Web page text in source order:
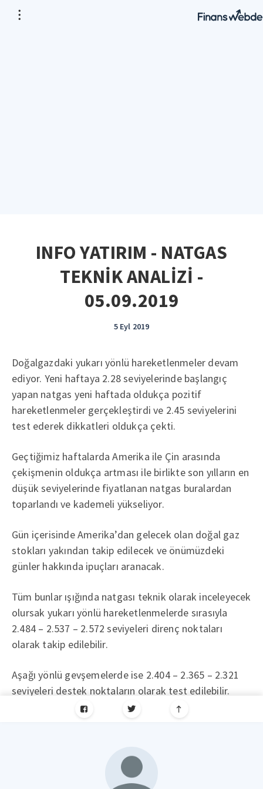
INFO YATIRIM - NATGAS
TEKNİK ANALİZİ -
05.09.2019
5 Eyl 2019
Doğalgazdaki yukarı yönlü hareketlenmeler devam
ediyor. Yeni haftaya 2.28 seviyelerinde başlangıç
yapan natgas yeni haftada oldukça pozitif
hareketlenmeler gerçekleştirdi ve 2.45 seviyelerini
test ederek dikkatleri oldukça çekti.
Geçtiğimiz haftalarda Amerika ile Çin arasında
çekişmenin oldukça artması ile birlikte son yılların en
düşük seviyelerinde fiyatlanan natgas buralardan
toparlandı ve kademeli yükseliyor.
Gün içerisinde Amerika’dan gelecek olan doğal gaz
stokları yakından takip edilecek ve önümüzdeki
günler hakkında ipuçları aranacak.
Tüm bunlar ışığında natgası teknik olarak inceleyecek
olursak yukarı yönlü hareketlenmelerde sırasıyla
2.484 – 2.537 – 2.572 seviyeleri direnç noktaları
olarak takip edilebilir.
Aşağı yönlü gevşemelerde ise 2.404 – 2.365 – 2.321
seviyeleri destek noktaların olarak test edilebilir.